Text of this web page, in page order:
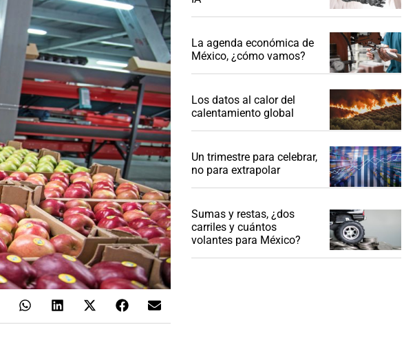
La agenda económica de
México, ¿cómo vamos?
Los datos al calor del
calentamiento global
Un trimestre para celebrar,
no para extrapolar
Sumas y restas, ¿dos
carriles y cuántos
volantes para México?